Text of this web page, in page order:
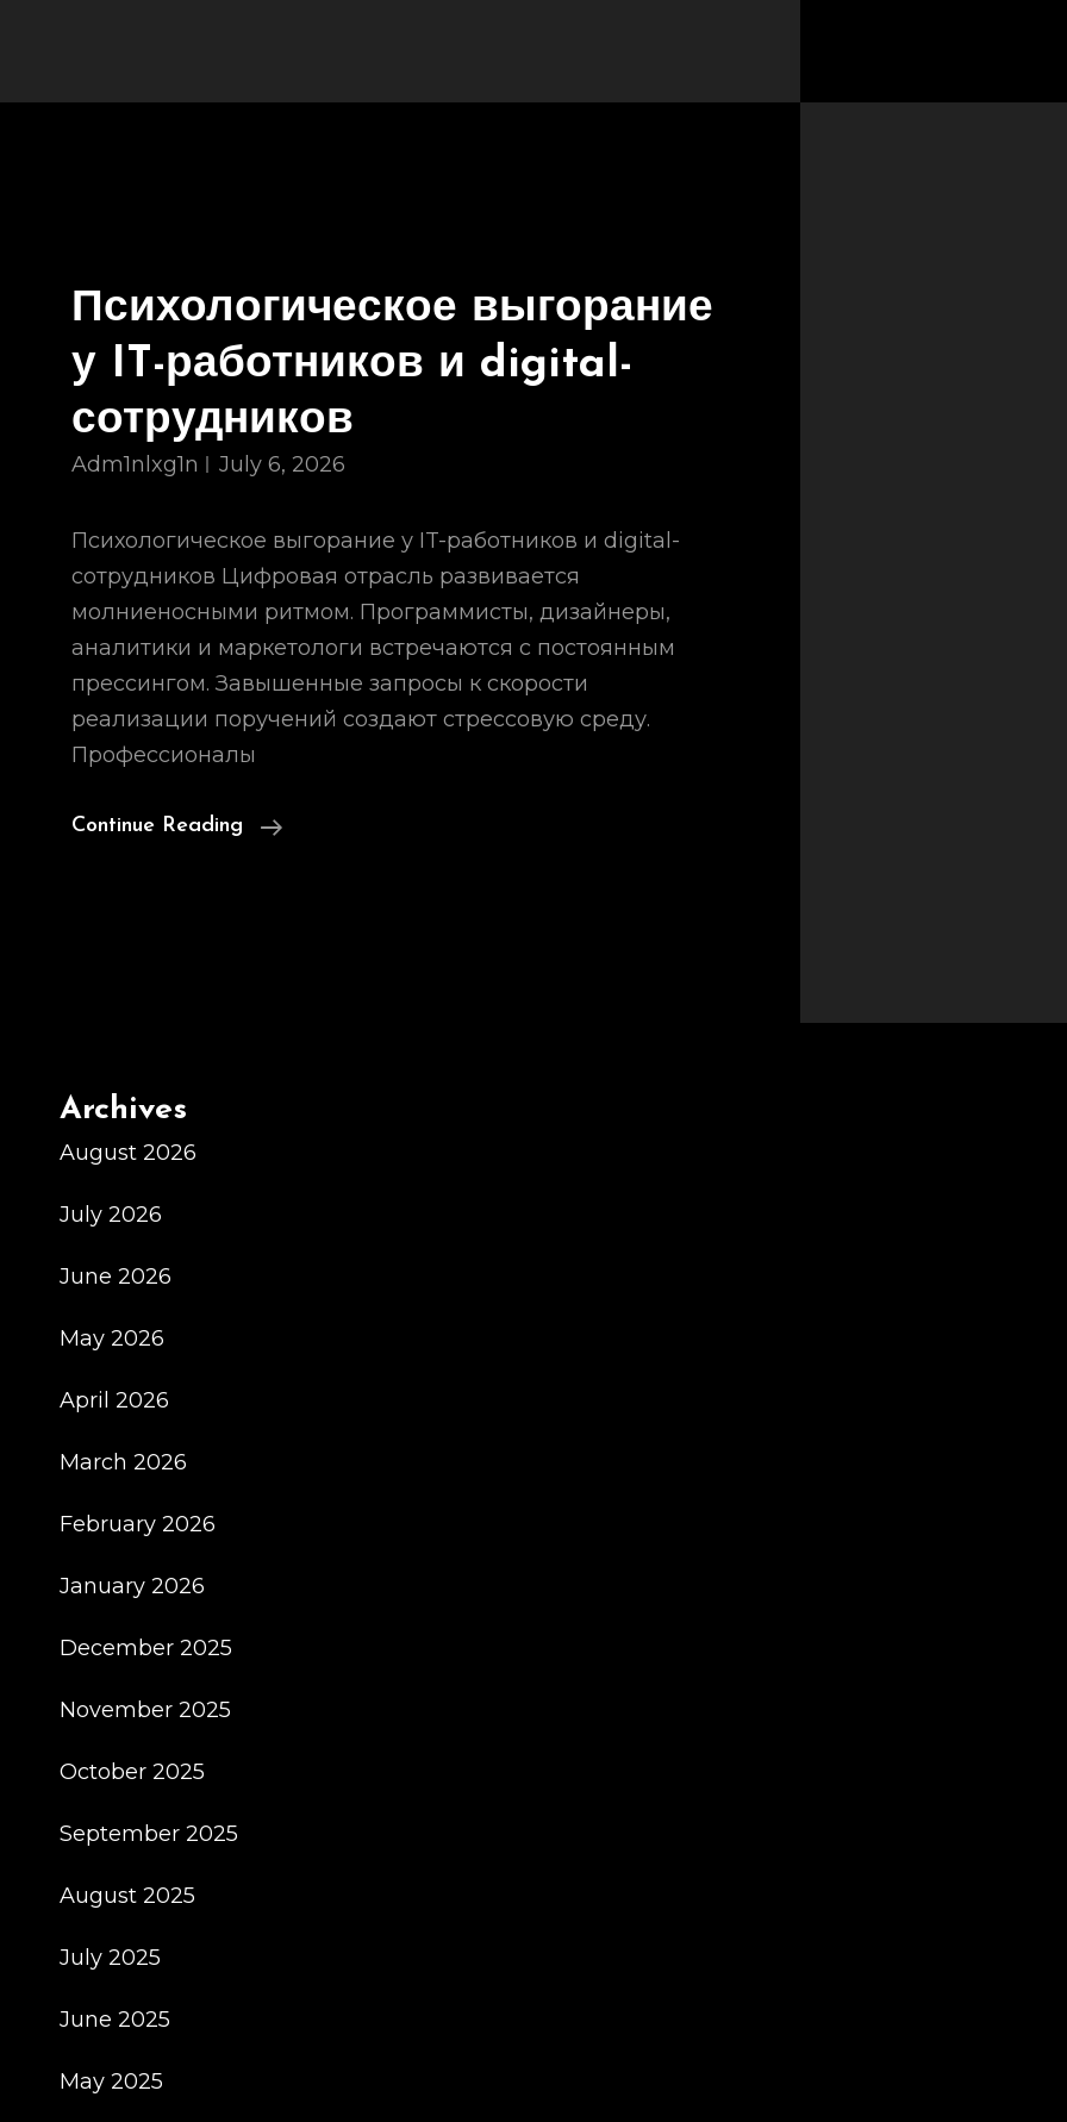
Психологическое выгорание
у IT-работников и digital-
сотрудников
Adm1nlxg1n July 6, 2026
Психологическое выгорание у IT-работников и digital-
сотрудников Цифровая отрасль развивается
молниеносными ритмом. Программисты, дизайнеры,
аналитики и маркетологи встречаются с постоянным
прессингом. Завышенные запросы к скорости
реализации поручений создают стрессовую среду.
Профессионалы
Continue Reading
Психологическое
Archives
August 2026
July 2026
June 2026
May 2026
April 2026
March 2026
February 2026
January 2026
December 2025
November 2025
October 2025
September 2025
August 2025
July 2025
June 2025
May 2025